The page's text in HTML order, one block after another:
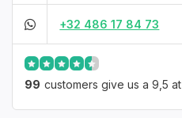
+32 486 17 84 73
99 customers give us a 9,5 at